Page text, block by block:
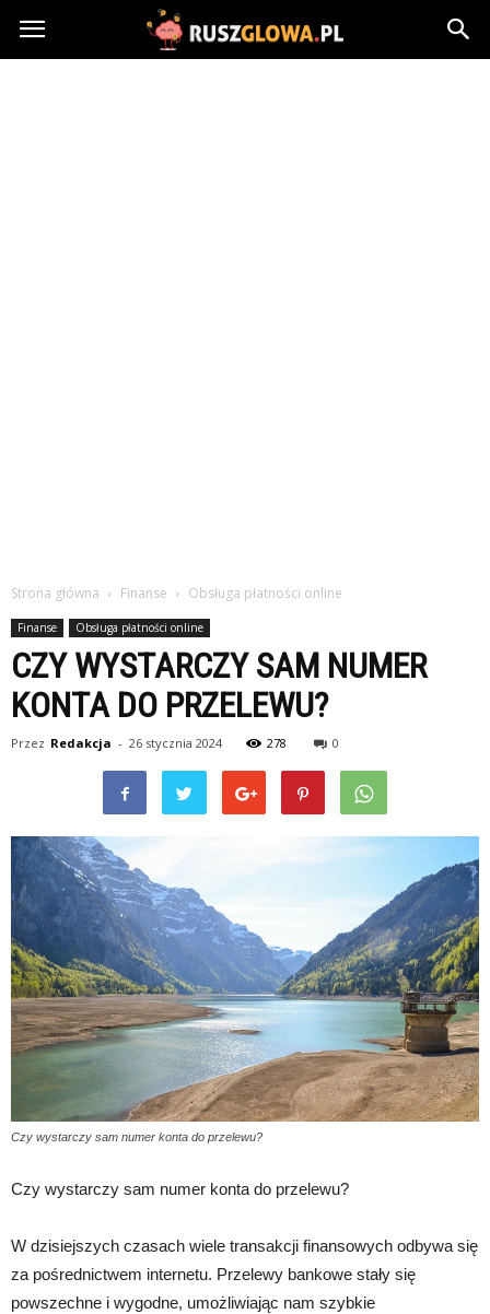
Ruszglowa.pl
Strona główna Finanse Obsługa płatności online
Finanse Obsługa płatności online
CZY WYSTARCZY SAM NUMER
KONTA DO PRZELEWU?
Przez Redakcja - 26 stycznia 2024 278 0
Czy wystarczy sam numer konta do przelewu?
Czy wystarczy sam numer konta do przelewu?
W dzisiejszych czasach wiele transakcji finansowych odbywa się
za pośrednictwem internetu. Przelewy bankowe stały się
powszechne i wygodne, umożliwiając nam szybkie